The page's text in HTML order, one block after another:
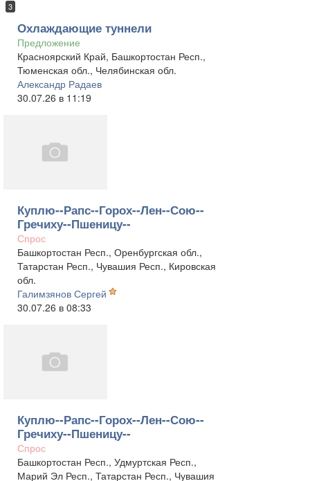
3
Охлаждающие туннели
Предложение
Красноярский Край, Башкортостан Респ.,
Тюменская обл., Челябинская обл.
Александр Радаев
30.07.26 в 11:19
Куплю--Рапс--Горох--Лен--Сою--
Гречиху--Пшеницу--
Спрос
Башкортостан Респ., Оренбургская обл.,
Татарстан Респ., Чувашия Респ., Кировская
обл.
Галимзянов Сергей
30.07.26 в 08:33
Куплю--Рапс--Горох--Лен--Сою--
Гречиху--Пшеницу--
Спрос
Башкортостан Респ., Удмуртская Респ.,
Марий Эл Респ., Татарстан Респ., Чувашия